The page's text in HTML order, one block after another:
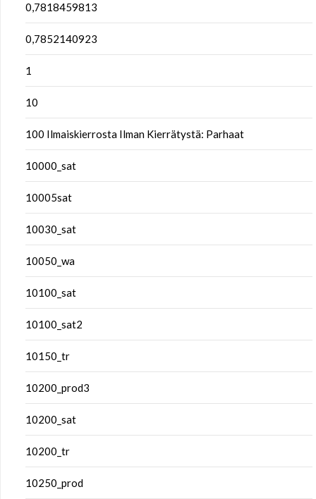
0,7818459813
0,7852140923
1
10
100 Ilmaiskierrosta Ilman Kierrätystä: Parhaat
10000_sat
10005sat
10030_sat
10050_wa
10100_sat
10100_sat2
10150_tr
10200_prod3
10200_sat
10200_tr
10250_prod